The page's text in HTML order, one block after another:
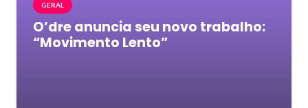
GERAL
O’dre anuncia seu novo trabalho:
“Movimento Lento”